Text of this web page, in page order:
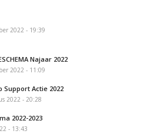
2022 - 19:39
Najaar 2022
2022 - 11:09
Support Actie 2022
2022 - 20:28
2022-2023
- 13:43